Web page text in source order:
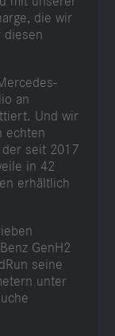
die wir
diesen
an
Und wir
echten
der seit 2017
in 42
erhältlich
GenH2
seine
unter